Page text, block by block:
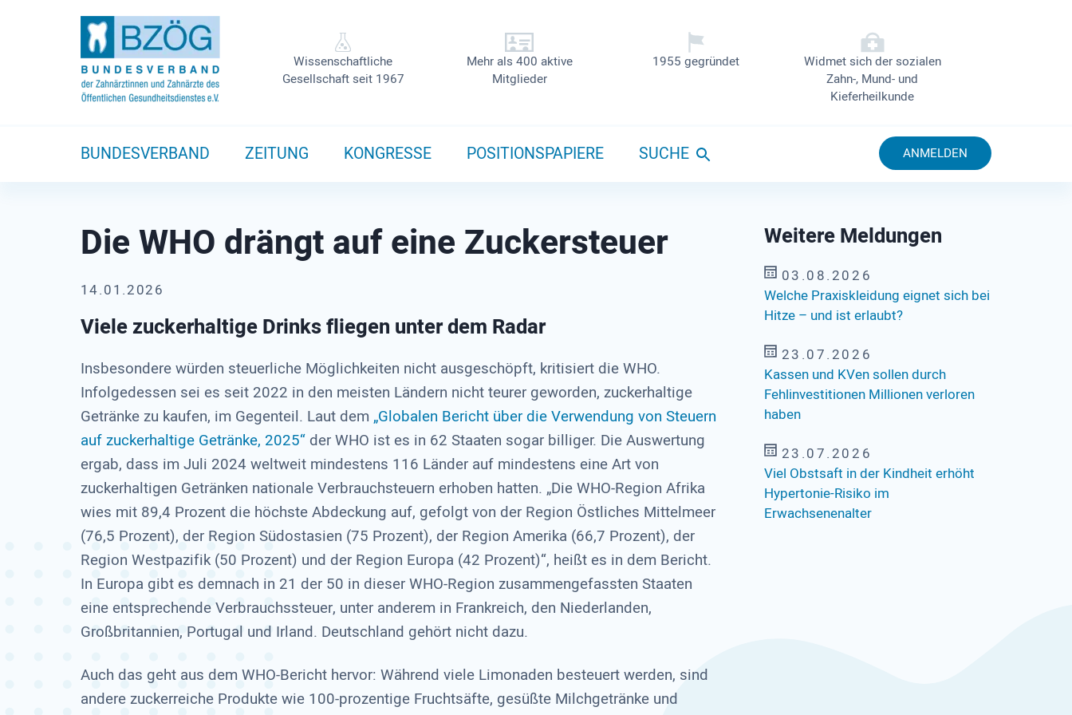
Wissenschaftliche
Gesellschaft seit 1967
Mehr als 400 aktive
Mitglieder
1955 gegründet
Widmet sich der sozialen
Zahn-, Mund- und
Kieferheilkunde
BUNDESVERBAND ZEITUNG KONGRESSE POSITIONSPAPIERE SUCHE ANMELDEN
Die WHO drängt auf eine Zuckersteuer
14.01.2026
Viele zuckerhaltige Drinks fliegen unter dem Radar
Insbesondere würden steuerliche Möglichkeiten nicht ausgeschöpft, kritisiert die WHO.
Infolgedessen sei es seit 2022 in den meisten Ländern nicht teurer geworden, zuckerhaltige
Getränke zu kaufen, im Gegenteil. Laut dem „Globalen Bericht über die Verwendung von Steuern
auf zuckerhaltige Getränke, 2025“der WHO ist es in 62 Staaten sogar billiger. Die Auswertung
ergab, dass im Juli 2024 weltweit mindestens 116 Länder auf mindestens eine Art von
zuckerhaltigen Getränken nationale Verbrauchsteuern erhoben hatten. „Die WHO-Region Afrika
wies mit 89,4 Prozent die höchste Abdeckung auf, gefolgt von der Region Östliches Mittelmeer
(76,5 Prozent), der Region Südostasien (75 Prozent), der Region Amerika (66,7 Prozent), der
Region Westpazifik (50 Prozent) und der Region Europa (42 Prozent)“, heißt es in dem Bericht.
In Europa gibt es demnach in 21 der 50 in dieser WHO-Region zusammengefassten Staaten
eine entsprechende Verbrauchssteuer, unter anderem in Frankreich, den Niederlanden,
Großbritannien, Portugal und Irland. Deutschland gehört nicht dazu.
Auch das geht aus dem WHO-Bericht hervor: Während viele Limonaden besteuert werden, sind
andere zuckerreiche Produkte wie 100-prozentige Fruchtsäfte, gesüßte Milchgetränke und
Weitere Meldungen
03.08.2026
Welche Praxiskleidung eignet sich bei
Hitze – und ist erlaubt?
23.07.2026
Kassen und KVen sollen durch
Fehlinvestitionen Millionen verloren
haben
23.07.2026
Viel Obstsaft in der Kindheit erhöht
Hypertonie-Risiko im
Erwachsenenalter